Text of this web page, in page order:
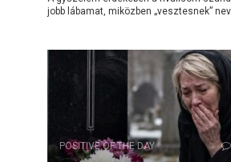
jobb lábamat, miközben „vesztesnek”
POSITIVE OF THE DAY